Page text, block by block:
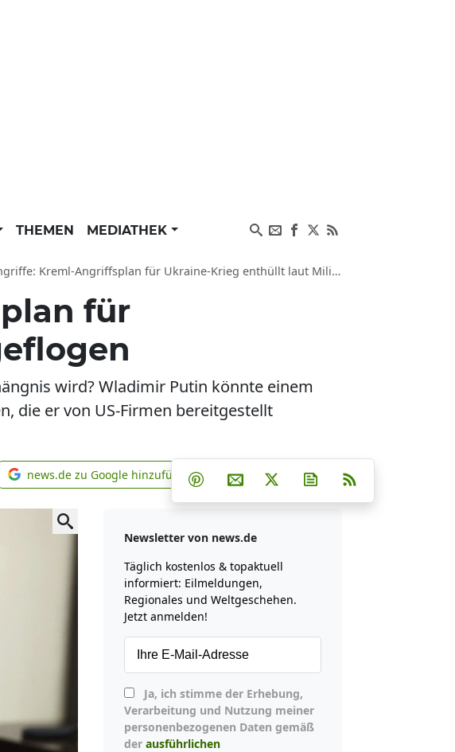
THEMEN MEDIATHEK
Kreml-Angriffsplan für Ukraine-Krieg enthüllt laut Militär-Experte
für
wird? Wladimir Putin könnte einem
die er von US-Firmen bereitgestellt
news.de zu Google hinzufügen
news.de zu Google hinzufügen Teilen auf Facebook
Teilen auf Whatsapp
Teilen auf Telegram
Teilen auf Pinterest
Per E-Mail teilen
Post auf XNewsletter
Newsletter von news.de
Täglich kostenlos & topaktuell
informiert: Eilmeldungen,
Regionales und Weltgeschehen.
Jetzt anmelden!
Verarbeitung und Nutzung meiner
personenbezogenen Daten gemäß
der ausführlichen